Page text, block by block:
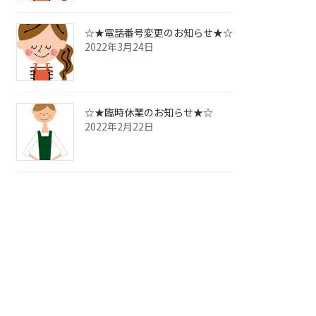
☆★電話番号変更のお知らせ★☆
2022年3月24日
☆★臨時休業のお知らせ★☆
2022年2月22日